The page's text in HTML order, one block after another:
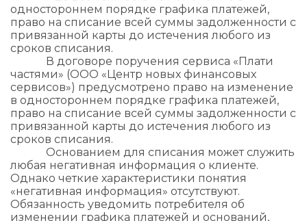
одностороннем порядке графика платежей,
право на списание всей суммы задолженности с
привязанной карты до истечения любого из
сроков списания.
В договоре поручения сервиса «Плати
частями» (ООО «Центр новых финансовых
сервисов») предусмотрено право на изменение
в одностороннем порядке графика платежей,
право на списание всей суммы задолженности с
привязанной карты до истечения любого из
сроков списания.
Основанием для списания может служить
любая негативная информация о клиенте.
Однако четкие характеристики понятия
«негативная информация» отсутствуют.
Обязанность уведомить потребителя об
изменении графика платежей и оснований,